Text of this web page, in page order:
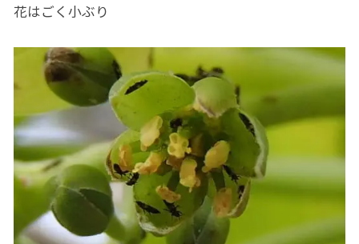
花はごく小ぶり